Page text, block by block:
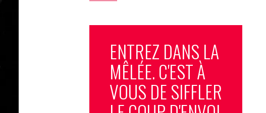
ENTREZ DANS LA
MÊLÉE. C'EST À
VOUS DE SIFFLER